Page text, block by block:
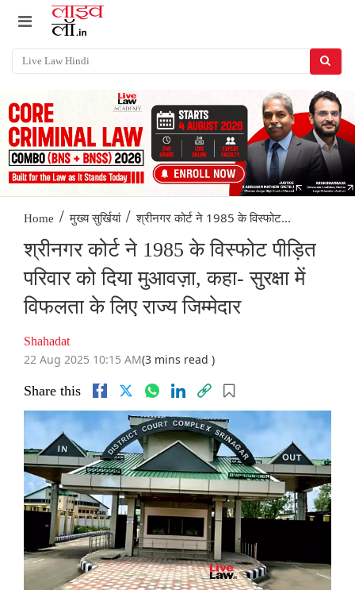
Home / मुख्य सुर्खियां / श्रीनगर कोर्ट ने 1985 के विस्फोट...
श्रीनगर कोर्ट ने 1985 के विस्फोट पीड़ित
परिवार को दिया मुआवज़ा, कहा- सुरक्षा में
विफलता के लिए राज्य जिम्मेदार
Shahadat
22 Aug 2025 10:15 AM(3 mins read )
Share this